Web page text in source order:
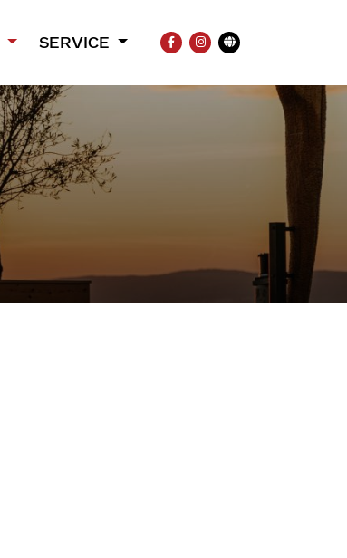
SERVICE
FACEBOOK
INSTAGRAM
Übersetzung